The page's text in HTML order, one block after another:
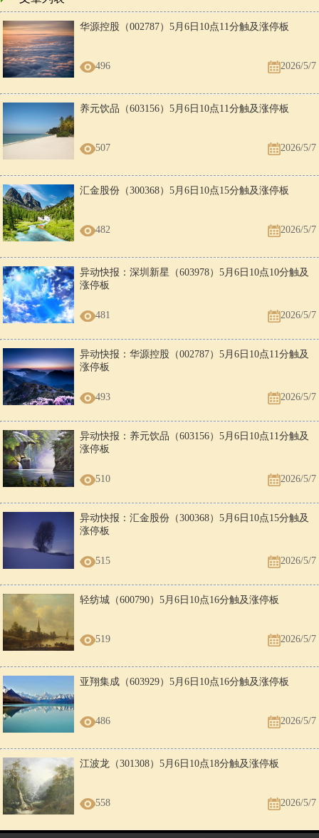
华源控股（002787）5月6日10点11分触及涨停板
496 2026/5/7
养元饮品（603156）5月6日10点11分触及涨停板
507 2026/5/7
汇金股份（300368）5月6日10点15分触及涨停板
482 2026/5/7
异动快报：深圳新星（603978）5月6日10点10分触及
涨停板
481 2026/5/7
异动快报：华源控股（002787）5月6日10点11分触及
涨停板
493 2026/5/7
异动快报：养元饮品（603156）5月6日10点11分触及
涨停板
510 2026/5/7
异动快报：汇金股份（300368）5月6日10点15分触及
涨停板
515 2026/5/7
轻纺城（600790）5月6日10点16分触及涨停板
519 2026/5/7
亚翔集成（603929）5月6日10点16分触及涨停板
486 2026/5/7
江波龙（301308）5月6日10点18分触及涨停板
558 2026/5/7